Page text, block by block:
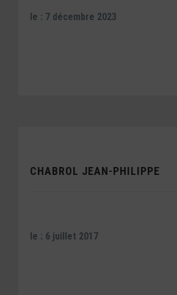
le : 7 décembre 2023
CHABROL JEAN-PHILIPPE
le : 6 juillet 2017